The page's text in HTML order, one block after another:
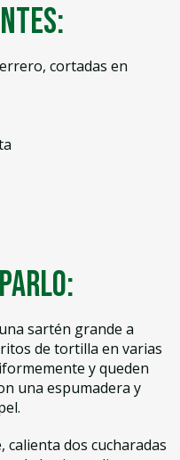
cortadas en
sartén grande a
de tortilla en varias
y queden
una espumadera y
calienta dos cucharadas